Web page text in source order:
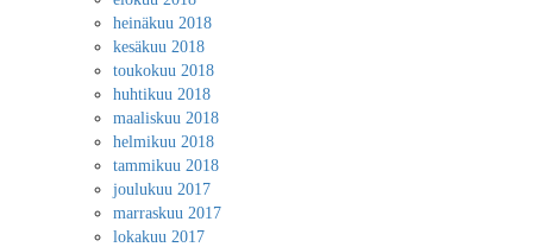
heinäkuu 2018
kesäkuu 2018
toukokuu 2018
huhtikuu 2018
maaliskuu 2018
helmikuu 2018
tammikuu 2018
joulukuu 2017
marraskuu 2017
lokakuu 2017